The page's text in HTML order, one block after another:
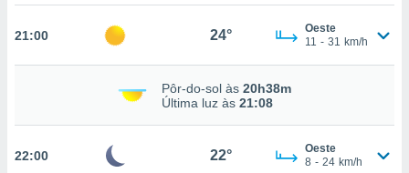
21:00 24°
Oeste
11 - 31 km/h
Pôr-do-sol às 20h38m
Última luz às 21:08
22:00 22°
Oeste
8 - 24 km/h